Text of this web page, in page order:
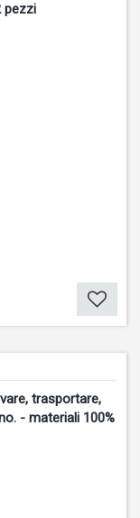
pezzi
trasportare,
- materiali 100%